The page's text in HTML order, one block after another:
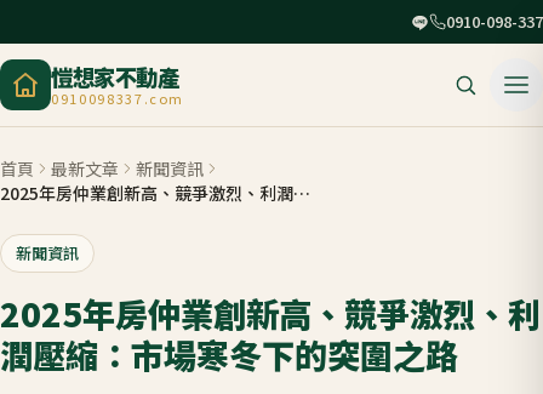
0910-098-337
愷想家不動產
0910098337.com
首頁 最新文章
新聞資訊
2025年房仲業創新高、競爭激烈、利潤壓縮：市場寒冬下的突圍之路
新聞資訊
2025年房仲業創新高、競爭激烈、利
潤壓縮：市場寒冬下的突圍之路